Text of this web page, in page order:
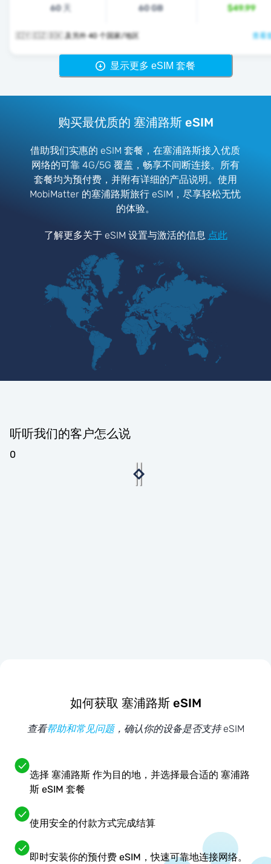
60 天 60 GB $49.99
🇨🇾 🇨🇿 🇩🇰 及另外 40 个国家/地区 查看
显示更多 eSIM 套餐
购买最优质的 塞浦路斯 eSIM
借助我们实惠的 eSIM 套餐，在塞浦路斯接入优质
网络的可靠 4G/5G 覆盖，畅享不间断连接。所有
套餐均为预付费，并附有详细的产品说明。使用
MobiMatter 的塞浦路斯旅行 eSIM，尽享轻松无忧
的体验。
了解更多关于 eSIM 设置与激活的信息 点此
听听我们的客户怎么说
0
如何获取 塞浦路斯 eSIM
查看帮助和常见问题，确认你的设备是否支持 eSIM
选择 塞浦路斯 作为目的地，并选择最合适的 塞浦路
斯 eSIM 套餐
使用安全的付款方式完成结算
即时安装你的预付费 eSIM，快速可靠地连接网络。